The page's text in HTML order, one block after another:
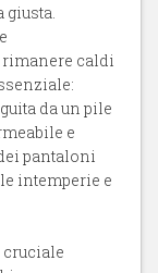
caldi
da un pile
e
pantaloni
intemperie e
cruciale